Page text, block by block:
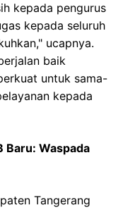
kepada pengurus
kepada seluruh
ucapnya.
baik
untuk sama-
kepada
Baru: Waspada
Tangerang